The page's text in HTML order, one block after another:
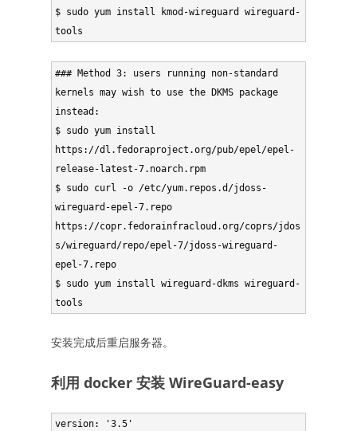
$ sudo yum install kmod-wireguard wireguard-
tools
### Method 3: users running non-standard
kernels may wish to use the DKMS package
instead:
$ sudo yum install
https://dl.fedoraproject.org/pub/epel/epel-
release-latest-7.noarch.rpm
$ sudo curl -o /etc/yum.repos.d/jdoss-
wireguard-epel-7.repo
https://copr.fedorainfracloud.org/coprs/jdos
s/wireguard/repo/epel-7/jdoss-wireguard-
epel-7.repo
$ sudo yum install wireguard-dkms wireguard-
tools
安装完成后重启服务器。
利用 docker 安装 WireGuard-easy
version: '3.5'